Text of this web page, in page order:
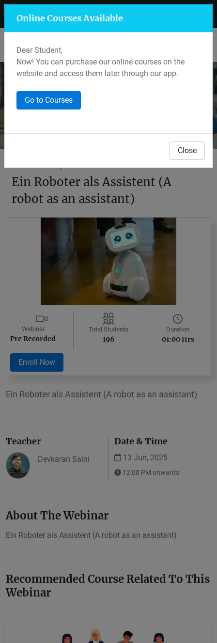
Lalkothi & Sikar Road, Jaipur
Ein Roboter als Assistent (A robot as an assistant)
Teacher
Devkaran Saini
Date & Time
13 Jun, 2025
12:00 PM onwards
About The Webinar
Ein Roboter als Assistent (A robot as an assistant)
Ein Roboter als Assistent (A
robot as an assistant)
Webinar
Pre Recorded
Total Students
196
Duration
01:00 Hrs
Enroll Now
Recommended Course Related To This
Webinar
Online Courses Available
Dear Student,
Now! You can purchase our online courses on the
website and access them later through our app.
Go to Courses
Close